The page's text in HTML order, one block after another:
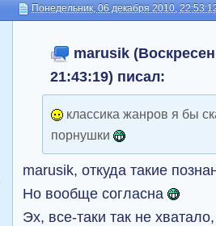
Понедельник, 06 декабря 2010,
marusik
21:43:19) писал:
классика жанров я бы
порнушки
marusik, откуда такие
Но вообще согласна
Эх, все-таки так не